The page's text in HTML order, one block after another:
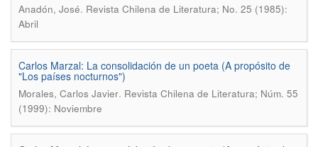
Anadón, José. Revista Chilena de Literatura; No. 25 (1985):
Abril
Carlos Marzal: La consolidación de un poeta (A propósito de
"Los países nocturnos")
Morales, Carlos Javier. Revista Chilena de Literatura; Núm. 55
(1999): Noviembre